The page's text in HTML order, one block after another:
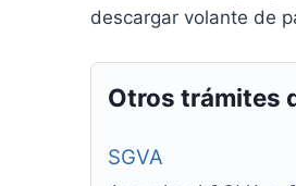
descargar volante de
Otros trámites
SGVA